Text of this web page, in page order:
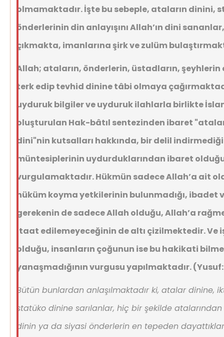
olmamaktadır. İşte bu sebeple, ataların dinini,
önderlerinin din anlayışını Allah’ın dini
çıkmakta, imanlarına şirk ve zulüm
Allah; ataların, önderlerin, üstadların,
terk edip tevhid dinine tâbi olmaya
uyduruk bilgiler ve uyduruk ilahlarla birlikte
oluşturulan Hak-bâtıl sentezinden ibaret
dini"nin kutsalları hakkında, bir delil
müntesiplerinin uydurduklarından ibaret
vurgulamaktadır. Hükmün sadece Allah’a ait
hüküm koyma yetkilerinin bulunmadığı, ibadet
gerekenin de sadece Allah olduğu, Allah’a
itaat edilemeyeceğinin de altı çizilmektedir. Ve
olduğu, insanların çoğunun ise bu hakikati
yanaşmadığının vurgusu yapılmaktadır.
Bütün bunlardan anlaşılmaktadır ki, atalar dinine,
statüko dinine sarılanlar, hiç bir şekilde
dinin ya da siyasi önderlerin en tepeden